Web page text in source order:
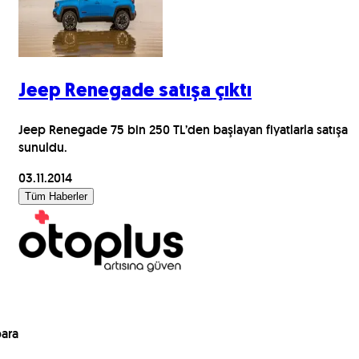
Jeep Renegade satışa çıktı
Jeep Renegade 75 bin 250 TL’den başlayan fiyatlarla satışa
sunuldu.
03.11.2014
Tüm Haberler